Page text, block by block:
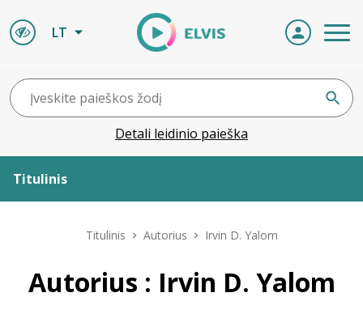
LT
Detali leidinio paieška
Titulinis
Leidiniai
Titulinis Autorius Irvin D. Yalom
Autorius : Irvin D. Yalom